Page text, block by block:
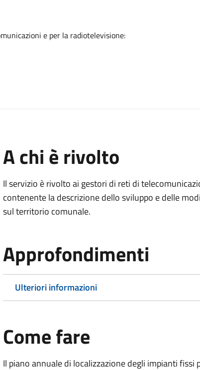
e per la radiotelevisione:
A chi è rivolto
Il servizio è rivolto ai gestori di reti di
contenente la descrizione dello sviluppo e delle
sul territorio comunale.
Approfondimenti
Ulteriori informazioni
Come fare
Il piano annuale di localizzazione degli impianti fissi